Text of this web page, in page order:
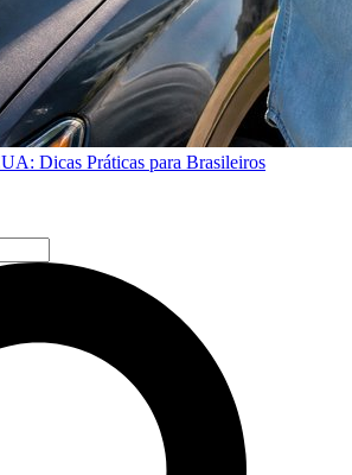
Dicas Práticas para Brasileiros